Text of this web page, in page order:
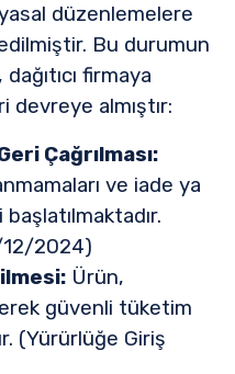
düzenlemelere
Bu durumun
firmaya
devreye almıştır:
Çağrılması:
ve iade ya
12/2024)
Ürün,
güvenli tüketim
(Yürürlüğe Giriş